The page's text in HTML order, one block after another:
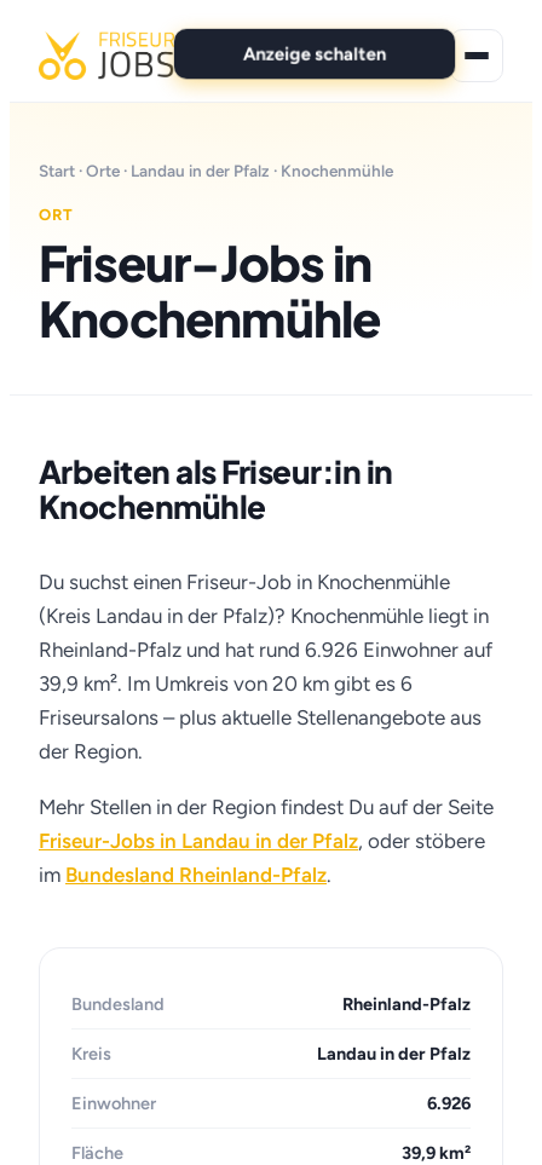
Anzeige schalten
Für Bewerber
Marken
Start ·Orte · Landau in der Pfalz · Knochenmühle
ORT
Friseur-Jobs in
Knochenmühle
Arbeiten als Friseur:in in
Knochenmühle
Du suchst einen Friseur-Job in Knochenmühle
(Kreis Landau in der Pfalz)? Knochenmühle liegt in
Rheinland-Pfalz und hat rund 6.926 Einwohner auf
39,9 km². Im Umkreis von 20 km gibt es 6
Friseursalons – plus aktuelle Stellenangebote aus
der Region.
Mehr Stellen in der Region findest Du auf der Seite
Friseur-Jobs in Landau in der Pfalz, oder stöbere
im Bundesland Rheinland-Pfalz.
Bundesland Rheinland-Pfalz
Kreis Landau in der Pfalz
Einwohner 6.926
Fläche 39,9 km²